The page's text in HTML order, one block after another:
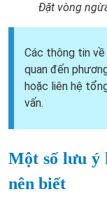
Đặt vòng
Các thông tin
quan đến
hoặc liên hệ
vấn.
Một số lưu ý
nên biết